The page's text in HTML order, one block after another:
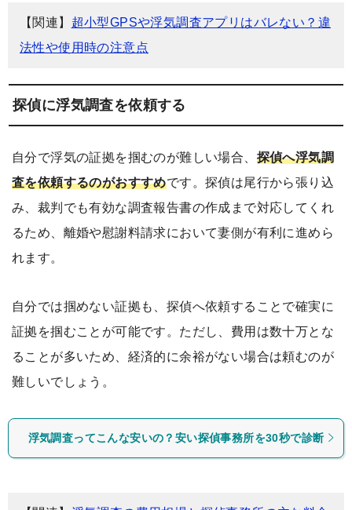
【関連】 超小型GPSや浮気調査アプリはバレない？違
法性や使用時の注意点
探偵に浮気調査を依頼する
自分で浮気の証拠を掴むのが難しい場合、 探偵へ浮気調
査を依頼するのがおすすめです。探偵は尾行から張り込
み、裁判でも有効な調査報告書の作成まで対応してくれ
るため、離婚や慰謝料請求において妻側が有利に進めら
れます。
自分では掴めない証拠も、探偵へ依頼することで確実に
証拠を掴むことが可能です。ただし、費用は数十万とな
ることが多いため、経済的に余裕がない場合は頼むのが
難しいでしょう。
浮気調査ってこんな安いの？安い探偵事務所を30秒で診断